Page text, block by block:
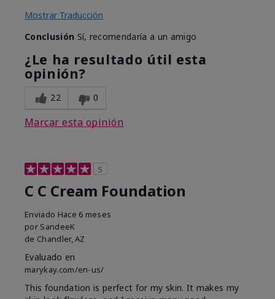
Mostrar Traducción
Conclusión Sí, recomendaría a un amigo
¿Le ha resultado útil esta
opinión?
22 0
Marcar esta opinión
5
C C Cream Foundation
Enviado Hace 6 meses
por SandeeK
de Chandler, AZ
Evaluado en
marykay.com/en-us/
This foundation is perfect for my skin. It makes my